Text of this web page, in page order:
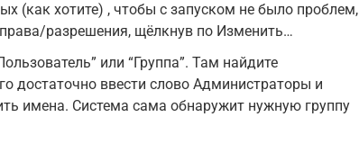
(как хотите) , чтобы с запуском не было проблем,
разрешения, щёлкнув по Изменить…
или “Группа”. Там найдите
достаточно ввести слово Администраторы и
имена. Система сама обнаружит нужную группу